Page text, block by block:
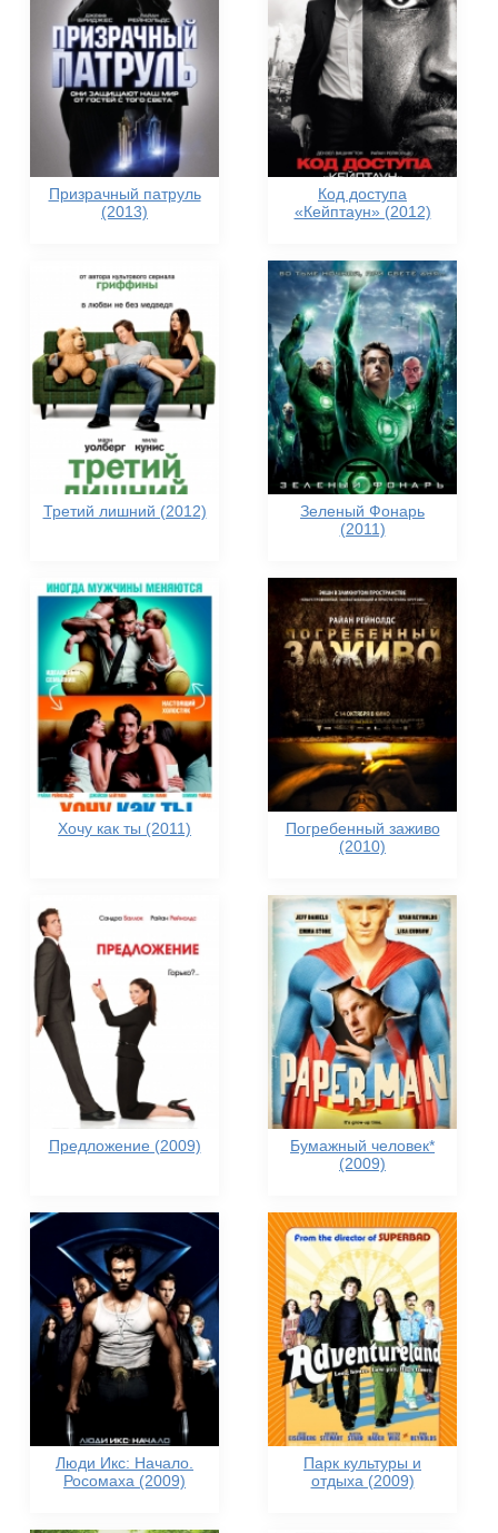
Призрачный патруль
(2013)
Код доступа
«Кейптаун» (2012)
Третий лишний (2012)
Зеленый Фонарь
(2011)
Хочу как ты (2011)
Погребенный заживо
(2010)
Предложение (2009)
Бумажный человек*
(2009)
Люди Икс: Начало.
Росомаха (2009)
Парк культуры и
отдыха (2009)